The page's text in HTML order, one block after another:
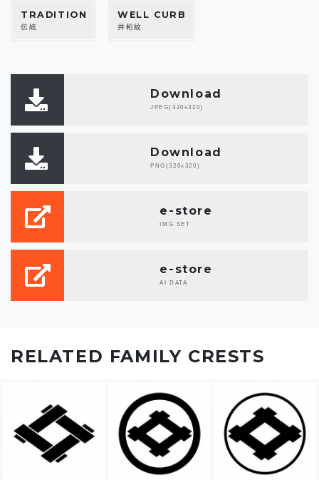
TRADITION
伝統
WELL CURB
井桁紋
Download
JPEG(320x320)
Download
PNG(320x320)
e-store
IMG SET
e-store
AI DATA
RELATED FAMILY CRESTS